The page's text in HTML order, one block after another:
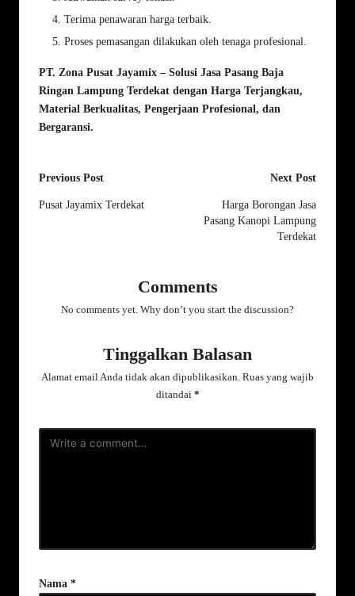
Terima penawaran harga terbaik.
Proses pemasangan dilakukan oleh tenaga profesional.
PT. Zona Pusat Jayamix – Solusi Jasa Pasang Baja
Ringan Lampung Terdekat dengan Harga Terjangkau,
Material Berkualitas, Pengerjaan Profesional, dan
Bergaransi.
Post
navigation
Previous Post
Pusat Jayamix Terdekat
Next Post
Harga Borongan Jasa
Pasang Kanopi Lampung
Terdekat
Comments
No comments yet. Why don’t you start the discussion?
Tinggalkan Balasan
Alamat email Anda tidak akan dipublikasikan. Ruas yang wajib
ditandai *
Nama *